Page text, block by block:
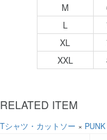
M
L
XL
XXL
RELATED ITEM
Tシャツ・カットソー ×